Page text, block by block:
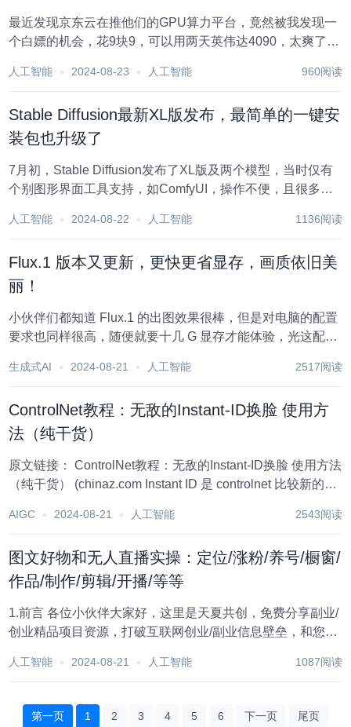
最近发现京东云在推他们的GPU算力平台，竟然被我发现一
个白嫖的机会，花9块9，可以用两天英伟达4090，太爽了。
晨1点买的，原以为是第二天凌晨1点就到期了，没想到是第
人工智能 2024-08-23 人工智能 960阅读
Stable Diffusion最新XL版发布，最简单的一键安
装包也升级了
7月初，Stable Diffusion发布了XL版及两个模型，当时仅有
个别图形界面工具支持，如ComfyUI，操作不便，且很多常
天，WebUI在开发者模式支持XL的模型，很多绘画爱好者一
人工智能 2024-08-22 人工智能 1136阅读
Flux.1 版本又更新，更快更省显存，画质依旧美
丽！
小伙伴们都知道 Flux.1 的出图效果很棒，但是对电脑的配置
要求也同样很高，随便就要十几 G 显存才能体验，光这配置
的，技术也总是在发展的，就在这几天，ControlNet 的作者
生成式AI 2024-08-21 人工智能 2517阅读
ControlNet教程：无敌的Instant-ID换脸 使用方
法（纯干货）
原文链接： ControlNet教程：无敌的Instant-ID换脸 使用方法
（纯干货） (chinaz.com Instant ID 是 controlnet 比较新的一
一张图片进行完美换脸，可能是...
AIGC 2024-08-21 人工智能 2543阅读
图文好物和无人直播实操：定位/涨粉/养号/橱窗/
作品/制作/剪辑/开播/等等
1.前言 各位小伙伴大家好，这里是天夏共创，免费分享副业/
创业精品项目资源，打破互联网创业/副业信息壁垒，和您一
力于每天免费分享全网互联网精品VIP项目资源！让更多的
人工智能 2024-08-21 人工智能 1087阅读
第一页 1 2 3 4 5 6 下一页 尾页